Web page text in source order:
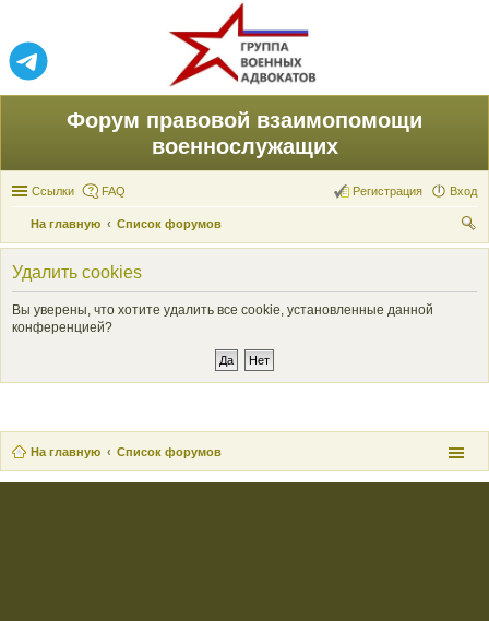
Форум правовой взаимопомощи
военнослужащих
Ссылки FAQ Вход
Регистрация
На главную
Список форумов
ои
Удалить cookies
Вы уверены, что хотите удалить все cookie, установленные данной
конференцией?
На главную Список форумов